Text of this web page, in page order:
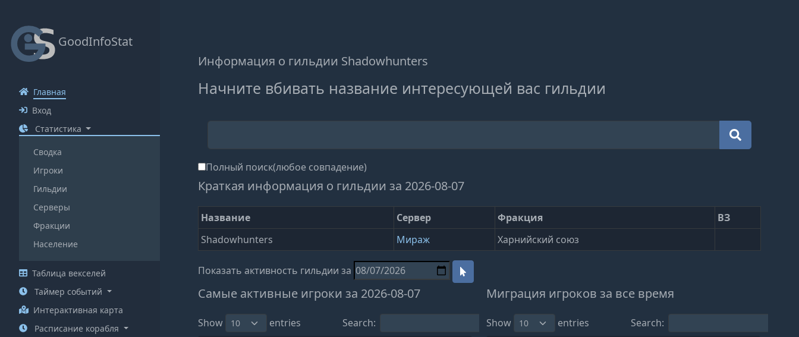
GoodInfoStat
Главная
Вход
Статистика
Сводка
Игроки
Гильдии
Серверы
Фракции
Население
Таблица векселей
Таймер событий
Интерактивная карта
Расписание корабля
Информация о гильдии Shadowhunters
Начните вбивать название интересующей вас гильдии
Полный поиск(любое совпадение)
Краткая информация о гильдии за 2026-08-07
Название Сервер Фракция
ВЗ
Shadowhunters
Мираж Харнийский союз
Показать активность гильдии за
Самые активные игроки за 2026-08-07
Show entries Search:
Миграция игроков за все время
Show entries Search: